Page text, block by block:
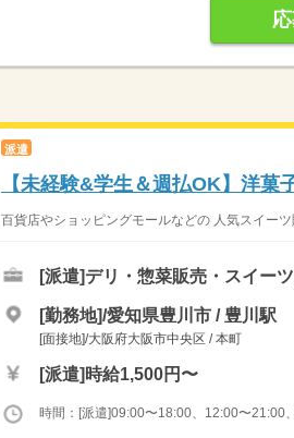
派遣
【未経験&学生＆週払OK】洋
百貨店やショッピングモールなどの 人気スイー
[派遣]デリ・惣菜販売・スイー
[勤務地]/愛知県豊川市 / 豊川駅
[面接地]/大阪府大阪市中央区 / 本町
[派遣] 時給1,500円〜
時間：[派遣]09:00〜18:00、12:00〜21:00